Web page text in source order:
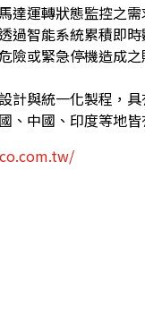
達運轉狀態監控之
過智能系統累積即
險或緊急停機造成
計與統一化製程，
、中國、印度等地